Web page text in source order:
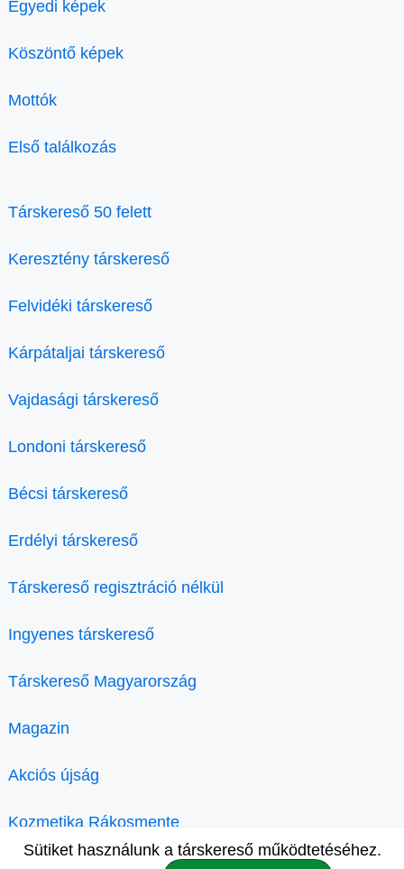
Egyedi képek
Köszöntő képek
Mottók
Első találkozás
Társkereső 50 felett
Keresztény társkereső
Felvidéki társkereső
Kárpátaljai társkereső
Vajdasági társkereső
Londoni társkereső
Bécsi társkereső
Erdélyi társkereső
Társkereső regisztráció nélkül
Ingyenes társkereső
Társkereső Magyarország
Magazin
Akciós újság
Kozmetika Rákosmente
Sütiket használunk a társkereső működtetéséhez.